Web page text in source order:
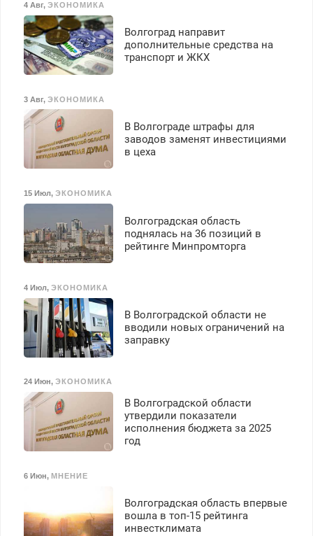
З/п – до 96000 рублей до
вычета налогов.
Ежемесячно
выплачивается денежная
премия. Возможно
бесплатное обучение,
работа инспектором по
транспортной
безопасности с з/п до
125000 руб.
4 Авг, ЭКОНОМИКА
Волгоград направит
дополнительные средства на
транспорт и ЖКХ
3 Авг, ЭКОНОМИКА
В Волгограде штрафы для
заводов заменят инвестициями
в цеха
15 Июл, ЭКОНОМИКА
Волгоградская область
поднялась на 36 позиций в
рейтинге Минпромторга
4 Июл, ЭКОНОМИКА
В Волгоградской области не
вводили новых ограничений на
заправку
24 Июн, ЭКОНОМИКА
В Волгоградской области
утвердили показатели
исполнения бюджета за 2025
год
6 Июн, МНЕНИЕ
Волгоградская область впервые
вошла в топ-15 рейтинга
инвестклимата